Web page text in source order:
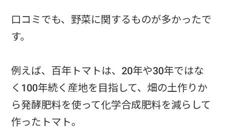
口コミでも、野菜に関するものが多かったで
す。
例えば、百年トマトは、20年や30年ではな
く100年続く産地を目指して、畑の土作りか
ら発酵肥料を使って化学合成肥料を減らして
作ったトマト。